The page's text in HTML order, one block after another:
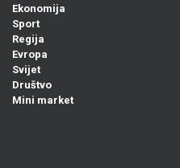
Ekonomija
Sport
Regija
Evropa
Svijet
Društvo
Mini market